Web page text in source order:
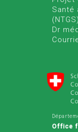
Santé
(NTGS)
Dr
Office